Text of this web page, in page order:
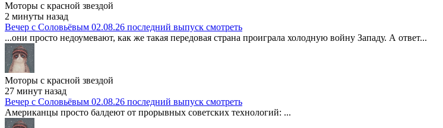
Моторы с красной звездой
2 минуты назад
Вечер с Соловьёвым 02.08.26 последний выпуск смотреть
...они просто недоумевают, как же такая передовая страна проиграла холодную войну Западу. А ответ...
Моторы с красной звездой
27 минут назад
Вечер с Соловьёвым 02.08.26 последний выпуск смотреть
Американцы просто балдеют от прорывных советских технологий: ...